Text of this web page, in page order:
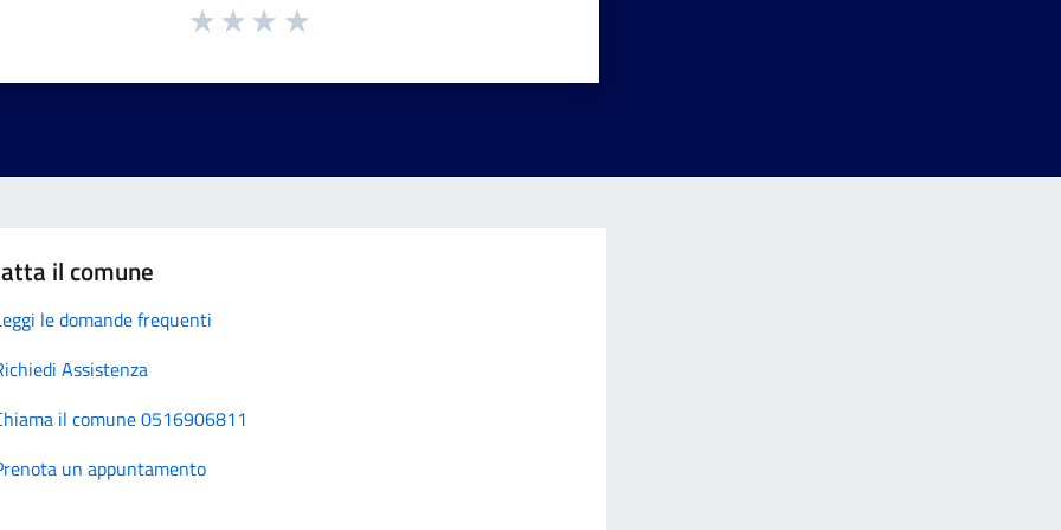
il comune
le domande frequenti
Assistenza
il comune 0516906811
un appuntamento